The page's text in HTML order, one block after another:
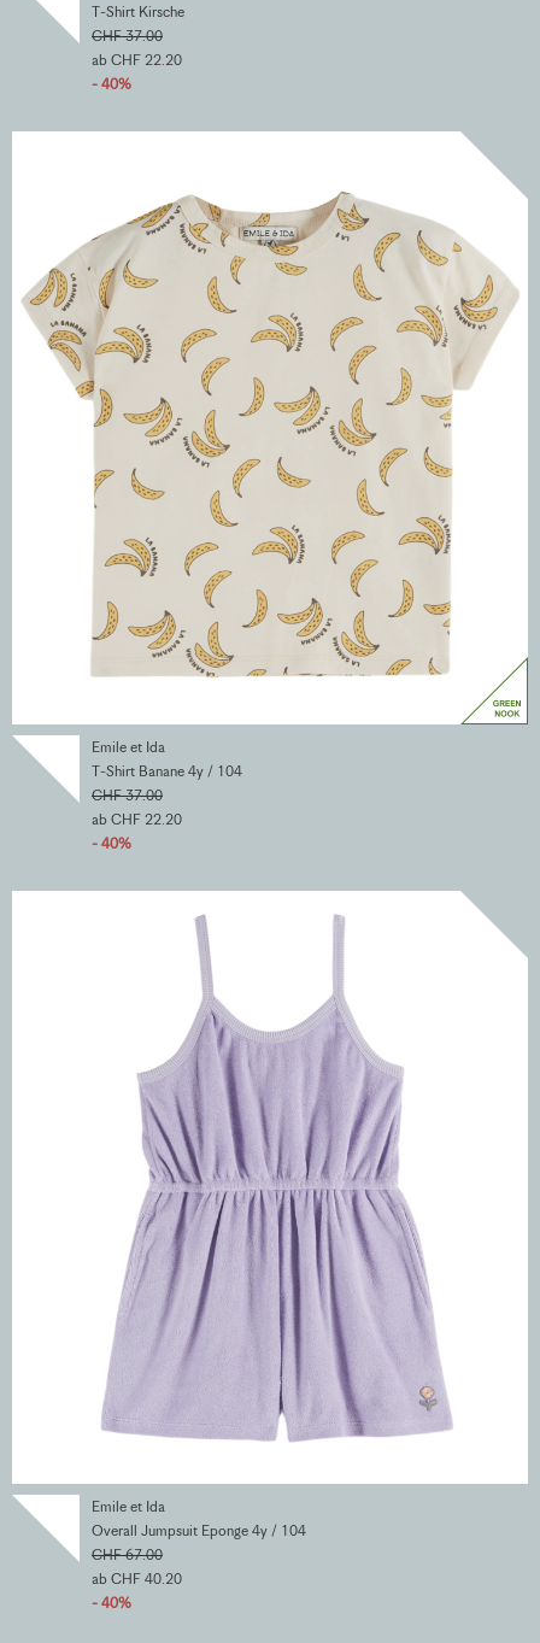
T-Shirt Kirsche
CHF 37.00
ab CHF 22.20
- 40%
Emile et Ida
T-Shirt Banane 4y / 104
CHF 37.00
ab CHF 22.20
- 40%
Emile et Ida
Overall Jumpsuit Eponge 4y / 104
CHF 67.00
ab CHF 40.20
- 40%